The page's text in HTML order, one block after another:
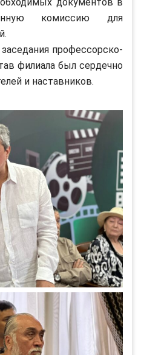
комиссию для
профессорско-
филиала был сердечно
и наставников.